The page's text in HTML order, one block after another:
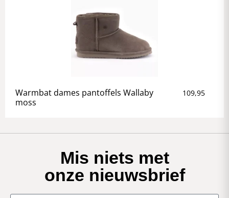
Warmbat dames pantoffels Wallaby
moss
109,95
Mis niets met
onze nieuwsbrief